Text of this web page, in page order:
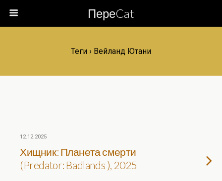
ПереCat
Теги › Вейланд Ютани
12.12.2025
Хищник: Планета смерти
(Predator: Badlands ), 2025